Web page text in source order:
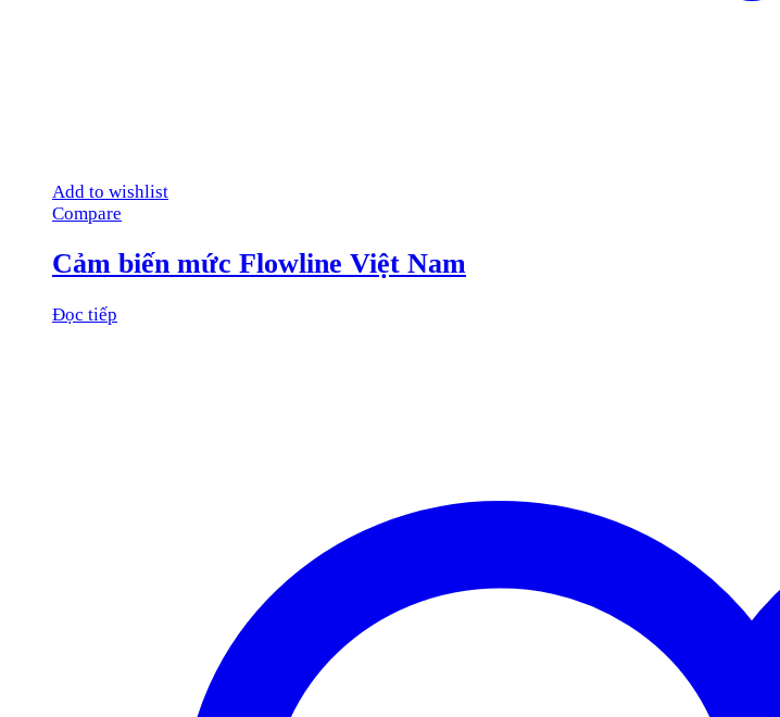
Add to wishlist
Compare
Cảm biến mức Flowline Việt Nam
Đọc tiếp